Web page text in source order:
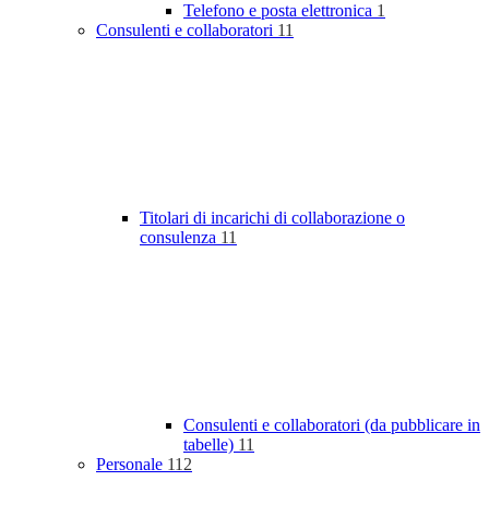
Telefono e posta elettronica 1
Consulenti e collaboratori 11
Titolari di incarichi di collaborazione o
consulenza 11
Consulenti e collaboratori (da pubblicare in
tabelle) 11
Personale 112